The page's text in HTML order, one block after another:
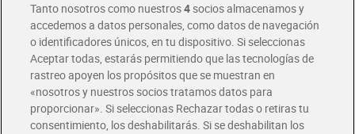
Envío gratis por compras superiores a 100€
Envío estandar por 4,99€
Glovo y Uber Eats
Solicita tu factura de Glovo o Uber Eats
Tanto nosotros como nuestros4socios almacenamos y
accedemos a datos personales, como datos de navegación
o identificadores únicos, en tu dispositivo. Si seleccionas
Aceptar todas, estarás permitiendo que las tecnologías de
rastreo apoyen los propósitos que se muestran en
«nosotros y nuestros socios tratamos datos para
proporcionar». Si seleccionas Rechazar todas o retiras tu
consentimiento, los deshabilitarás. Si se deshabilitan los